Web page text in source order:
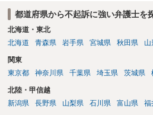
都道府県から不起訴に強い弁護士を
北海道・東北
北海道
青森県 岩手県 宮城県 秋田県 山
関東
東京都
神奈川県 千葉県 埼玉県 茨城県
北陸・甲信越
新潟県
長野県 山梨県 石川県 富山県 福